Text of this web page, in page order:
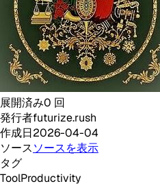
展開済み0 回
発行者futurize.rush
作成日2026-04-04
ソースソースを表示
タグ
ToolProductivity